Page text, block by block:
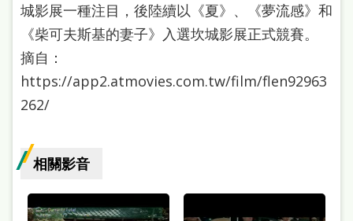
城影展一種注目，後陸續以《夏》、《夢流感》和
《柴可夫斯基的妻子》入選坎城影展正式競賽。
摘自：
https://app2.atmovies.com.tw/film/flen92963
262/
相關影音